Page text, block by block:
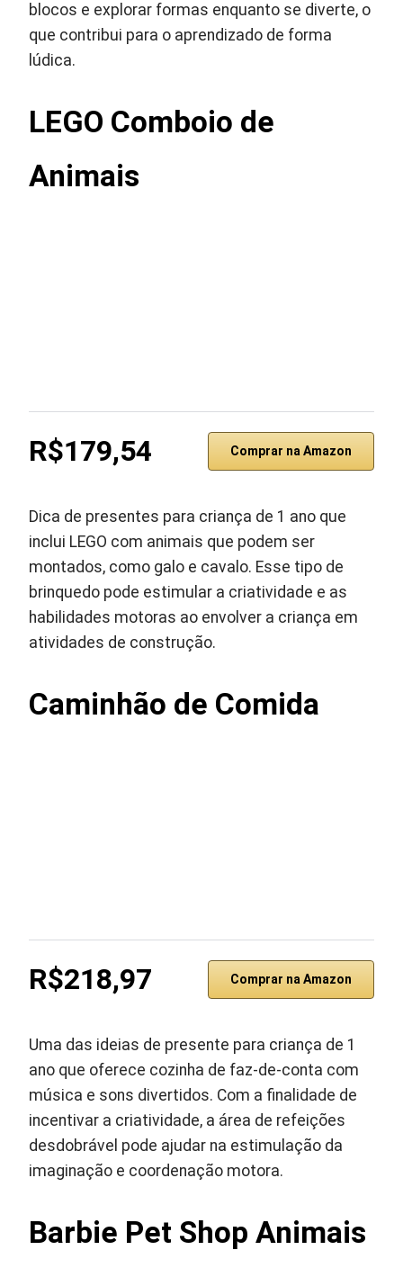
blocos e explorar formas enquanto se diverte, o
que contribui para o aprendizado de forma
lúdica.
LEGO Comboio de
Animais
R$179,54 Comprar na Amazon
Dica de presentes para criança de 1 ano que
inclui LEGO com animais que podem ser
montados, como galo e cavalo. Esse tipo de
brinquedo pode estimular a criatividade e as
habilidades motoras ao envolver a criança em
atividades de construção.
Caminhão de Comida
R$218,97 Comprar na Amazon
Uma das ideias de presente para criança de 1
ano que oferece cozinha de faz-de-conta com
música e sons divertidos. Com a finalidade de
incentivar a criatividade, a área de refeições
desdobrável pode ajudar na estimulação da
imaginação e coordenação motora.
Barbie Pet Shop Animais